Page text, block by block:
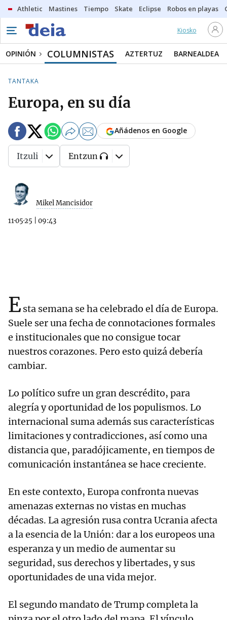
Athletic Mastines Tiempo Skate Eclipse Robos en playas
Kiosko
OPINIÓN COLUMNISTAS AZTERTUZ BARNEALDEA
TANTAKA
Europa, en su día
Mikel Mancisidor
11·05·25 09:43
Añádenos en Google
Itzuli Entzun
Esta semana se ha celebrado el día de Europa.
Suele ser una fecha de connotaciones formales
e institucionales que no consigue tocar
nuestros corazones. Pero esto quizá debería
cambiar.
Lo político sufre un gran descrédito, para
alegría y oportunidad de los populismos. Lo
internacional suma además sus características
limitaciones y contradicciones, así como una
distancia que, paradójicamente, en tiempos de
comunicación instantánea se hace creciente.
En este contexto, Europa confronta nuevas
amenazas externas no vistas en muchas
décadas. La agresión rusa contra Ucrania afecta
a la esencia de la Unión: dar a los europeos una
esperanza y un medio de aumentar su
seguridad, sus derechos y libertades, y sus
oportunidades de una vida mejor.
El segundo mandato de Trump completa la